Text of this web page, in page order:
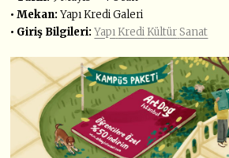
• Mekan: Yapı Kredi Galeri
• Giriş Bilgileri: Yapı Kredi Kültür Sanat